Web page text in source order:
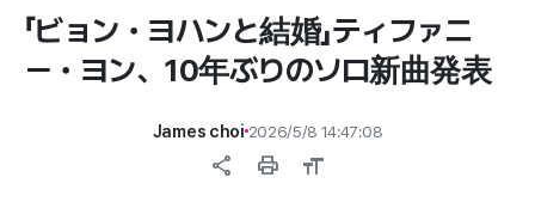
「ビョン・ヨハンと結婚」ティファニ
ー・ヨン、10年ぶりのソロ新曲発表
James choi 2026/5/8 14:47:08
share print format_size